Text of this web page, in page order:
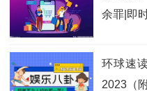
余罪|即
环球速
2023（